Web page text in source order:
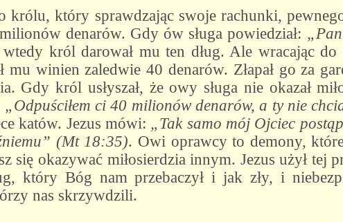
królu, który sprawdzając swoje rachunki,
denarów. Gdy ów sługa powiedział:
król darował mu ten dług. Ale wracając do
mu winien zaledwie 40 denarów. Złapał go za
Gdy król usłyszał, że owy sługa nie okazał
„Odpuściłem ci 40 milionów denarów, a ty nie
katów. Jezus mówi: „Tak samo mój Ojciec
(Mt 18:35). Owi oprawcy to demony,
się okazywać miłosierdzia innym. Jezus użył tej
który Bóg nam przebaczył i jak zły, i
nas skrzywdzili.